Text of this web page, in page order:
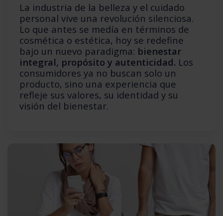
La industria de la belleza y el cuidado
personal vive una revolución silenciosa.
Lo que antes se medía en términos de
cosmética o estética, hoy se redefine
bajo un nuevo paradigma: bienestar
integral, propósito y autenticidad. Los
consumidores ya no buscan solo un
producto, sino una experiencia que
refleje sus valores, su identidad y su
visión del bienestar.